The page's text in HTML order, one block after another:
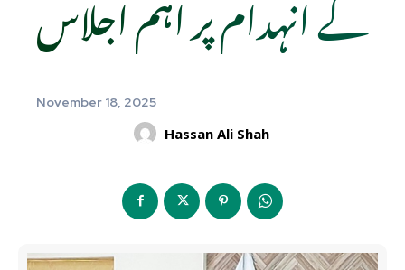
November 18, 2025
Hassan Ali Shah